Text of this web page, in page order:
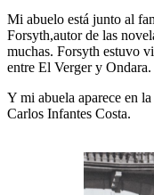
Mi abuelo está junto al
Forsyth,autor de las
muchas. Forsyth estuvo
entre El Verger y Ondara.
Y mi abuela aparece en
Carlos Infantes Costa.